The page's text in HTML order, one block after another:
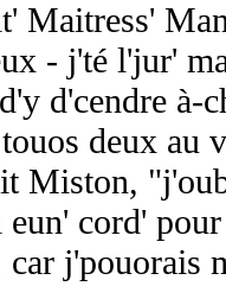
Maitress'
- j'té l'jur'
d'cendre à-
deux au
Miston,
cord'
car j'pouorais